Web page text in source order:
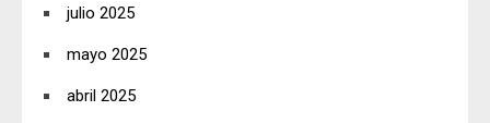
julio 2025
mayo 2025
abril 2025